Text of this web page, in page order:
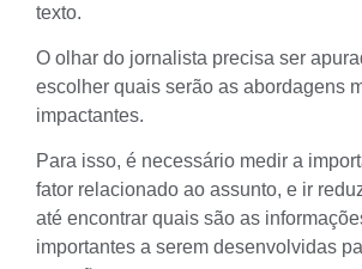
texto.
O olhar do jornalista precisa ser
escolher quais serão as abordagens
impactantes.
Para isso, é necessário medir a
fator relacionado ao assunto, e ir
até encontrar quais são as
importantes a serem desenvolvidas